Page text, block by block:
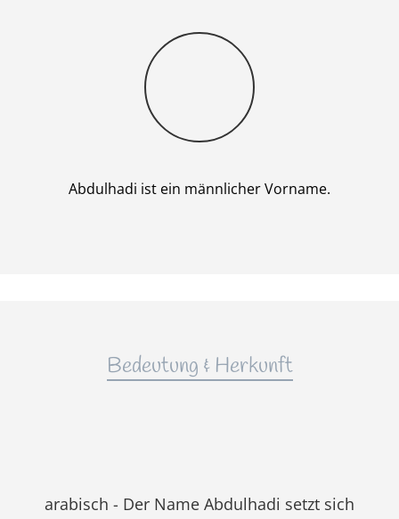
Junge
Abdulhadi ist ein männlicher Vorname.
Bedeutung & Herkunft
arabisch - Der Name Abdulhadi setzt sich